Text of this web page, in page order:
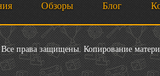
Обзоры Блог
права защищены. Копирование